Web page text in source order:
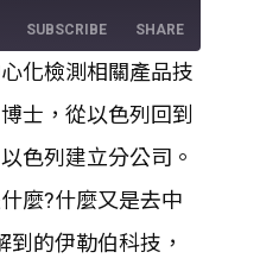
SUBSCRIBE SHARE
化檢測相關產品技
士，從以色列回到
色列建立分公司。
麼?什麼又是去中
到的伊勒伯科技，